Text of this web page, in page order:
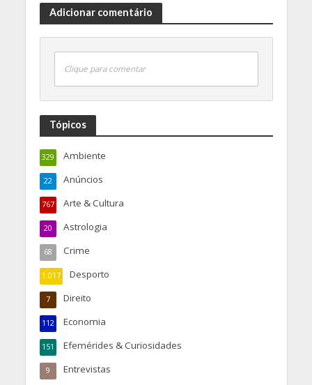
Adicionar comentário
Clique para comentar
Tópicos
Ambiente
329
Anúncios
22
Arte & Cultura
767
Astrologia
20
Crime
68
Desporto
1.017
Direito
7
Economia
112
Efemérides & Curiosidades
151
Entrevistas
9